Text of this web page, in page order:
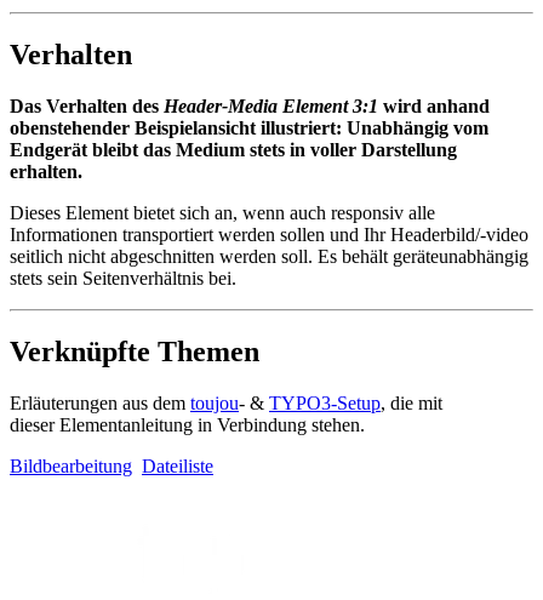
Verhalten
Das Verhalten des Header-Media Element 3:1 wird anhand
obenstehender Beispielansicht illustriert: Unabhängig vom
Endgerät bleibt das Medium stets in voller Darstellung
erhalten.
Dieses Element bietet sich an, wenn auch responsiv alle
Informationen transportiert werden sollen und Ihr Headerbild/-video
seitlich nicht abgeschnitten werden soll. Es behält geräteunabhängig
stets sein Seitenverhältnis bei.
Verknüpfte Themen
Erläuterungen aus dem toujou- & TYPO3-Setup, die mit
dieser Elementanleitung in Verbindung stehen.
Bildbearbeitung Dateiliste